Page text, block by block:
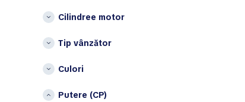
Bugatti
BYD
C
Altele
Bulgaria
Cehia
Croația
Cilindree motor
Tip vânzător
Culori
Putere (CP)